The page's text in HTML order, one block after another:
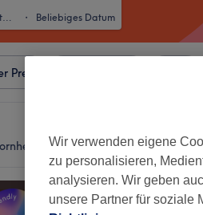
in der Nähe von Bornheim-Ostend, Frankfurt am Main ・ Beliebiges Datum
Preis
Ostend, Frankfurt am Main
Thong-Yeam Thai
Wellness
Wir verwenden eigene
zu personalisieren,
analysieren. Wir geben
unsere Partner für soziale